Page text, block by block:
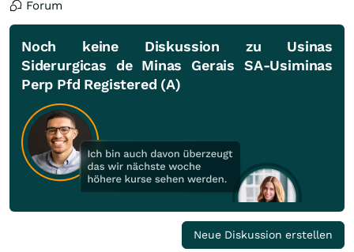
Forum
Noch keine Diskussion zu Usinas
Siderurgicas de Minas Gerais SA-Usiminas
Perp Pfd Registered (A)
Neue Diskussion erstellen